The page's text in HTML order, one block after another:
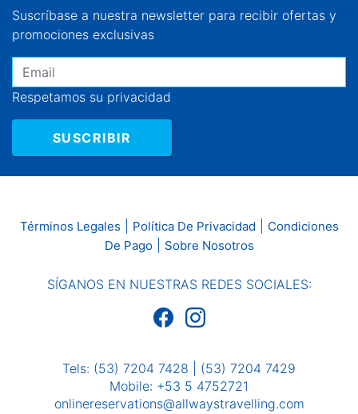
Suscríbase a nuestra newsletter para recibir ofertas y
promociones exclusivas
Respetamos su privacidad
SUSCRIBIR
Términos Legales Política De Privacidad
Condiciones
De Pago| Sobre Nosotros
SÍGANOS EN NUESTRAS REDES SOCIALES:
Tels: (53) 7204 7428 | (53) 7204 7429
Mobile: +53 5 4752721
onlinereservations@allwaystravelling.com